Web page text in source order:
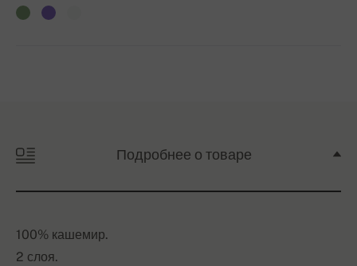
Подробнее о товаре
100% кашемир.
2 слоя.